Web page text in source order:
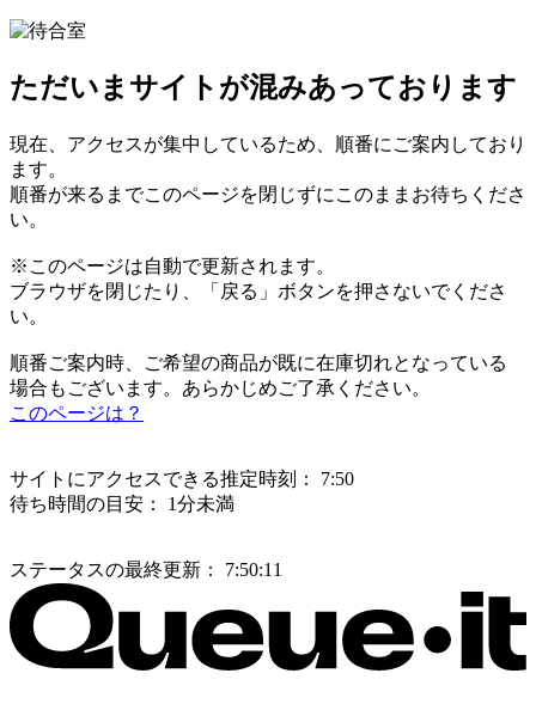
ただいまサイトが混みあっております
現在、アクセスが集中しているため、順番にご案内しており
ます。
順番が来るまでこのページを閉じずにこのままお待ちくださ
い。
※このページは自動で更新されます。
ブラウザを閉じたり、「戻る」ボタンを押さないでくださ
い。
順番ご案内時、ご希望の商品が既に在庫切れとなっている
場合もございます。あらかじめご了承ください。
このページは？
サイトにアクセスできる推定時刻：
7:50
待ち時間の目安：
1分未満
ステータスの最終更新： 7:50:11